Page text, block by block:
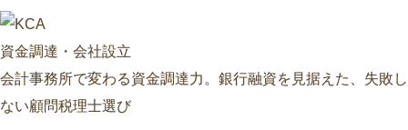
資金調達・会社設立
会計事務所で変わる資金調達力。銀行融資を見据えた、失敗し
ない顧問税理士選び